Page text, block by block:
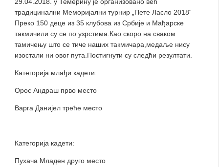
традицинални Меморијални турнир „Пете Ласло 2018“
Преко 150 деце из 35 клубова из Србије и Мађарске
такмичили су се по узрстима.Као скоро на сваком
тамичењу што се тиче наших такмичара,медаље нису
изостали ни овог пута.Постигнути су следћи резултати.
Категорија млађи кадети:
Орос Андраш прво место
Варга Данијел треће место
Категорија кадети:
Пухача Младен друго место